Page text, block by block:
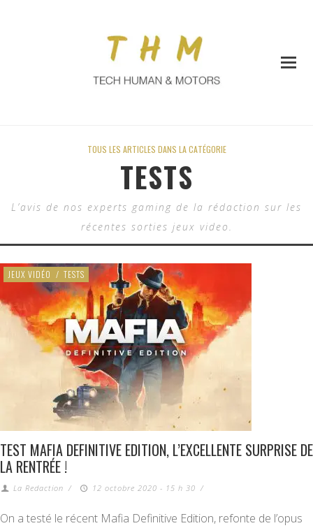
TOUS LES ARTICLES DANS LA CATÉGORIE
TESTS
L’avis de nos experts gaming de la rédaction sur les
récentes sorties jeux video.
JEUX VIDÉO / TESTS
TEST MAFIA DEFINITIVE EDITION, L’EXCELLENTE SURPRISE DE
LA RENTRÉE !
La Redaction / 12 octobre 2020 - 15 h 30 /
On a testé le récent Mafia Definitive Edition, refonte de l’opus